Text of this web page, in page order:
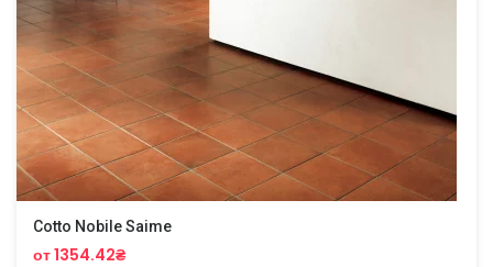
Cotto Nobile Saime
от 1354.42₴